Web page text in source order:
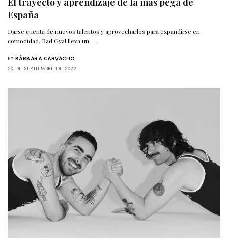
España
Darse cuenta de nuevos talentos y aprovecharlos para expandirse en
comodidad. Bad Gyal lleva un…
BY BÁRBARA CARVACHO
20 DE SEPTIEMBRE DE 2022